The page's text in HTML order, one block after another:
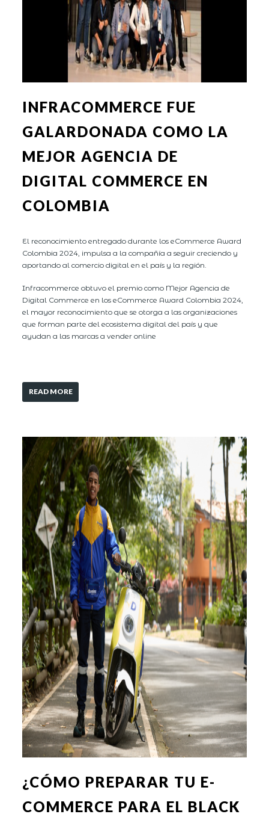
INFRACOMMERCE FUE
GALARDONADA COMO LA
MEJOR AGENCIA DE
DIGITAL COMMERCE EN
COLOMBIA
El reconocimiento entregado durante los eCommerce Award
Colombia 2024, impulsa a la compañía a seguir creciendo y
aportando al comercio digital en el país y la región.
Infracommerce obtuvo el premio como Mejor Agencia de
Digital Commerce en los eCommerce Award Colombia 2024,
el mayor reconocimiento que se otorga a las organizaciones
que forman parte del ecosistema digital del país y que
ayudan a las marcas a vender online
READ MORE
¿CÓMO PREPARAR TU E-
COMMERCE PARA EL BLACK